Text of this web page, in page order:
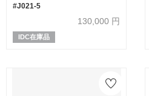
#J021-5
130,000 円
IDC在庫品